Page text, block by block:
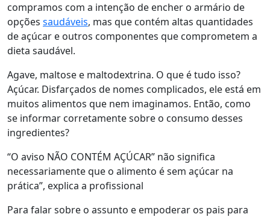
compramos com a intenção de encher o armário de
opções saudáveis, mas que contém altas quantidades
de açúcar e outros componentes que comprometem a
dieta saudável.
Agave, maltose e maltodextrina. O que é tudo isso?
Açúcar. Disfarçados de nomes complicados, ele está em
muitos alimentos que nem imaginamos. Então, como
se informar corretamente sobre o consumo desses
ingredientes?
“O aviso NÃO CONTÉM AÇÚCAR” não significa
necessariamente que o alimento é sem açúcar na
prática”, explica a profissional
Para falar sobre o assunto e empoderar os pais para